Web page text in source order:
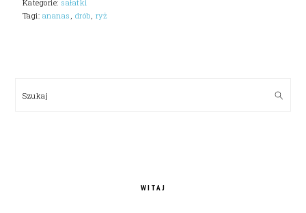
Kategorie: sałatki
Tagi: ananas drób ryż
Szukaj
WITAJ